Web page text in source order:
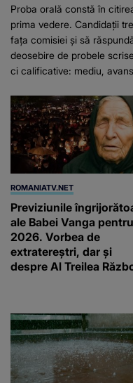
Proba orală constă în
prima vedere. Candidații
fața comisiei și să
deosebire de probele
ci calificative: mediu,
ROMANIATV.NET
Previziunile
ale Babei Vanga pentru
2026. Vorbea de
extratereștri, dar și
despre Al Treilea